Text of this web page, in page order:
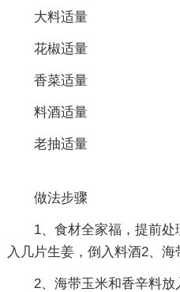
大料适量
花椒适量
香菜适量
料酒适量
老抽适量
做法步骤
1、食材全家福，提前
入几片生姜，倒入料酒2、
2、海带玉米和香辛料放